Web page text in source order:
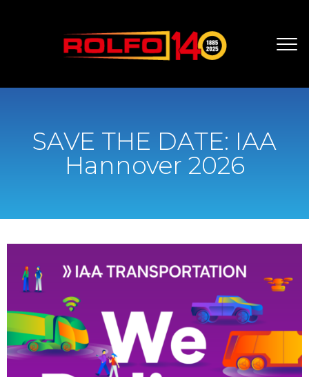
SAVE THE DATE: IAA
Hannover 2026